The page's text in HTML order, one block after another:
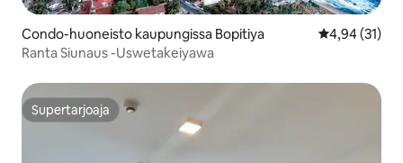
Condo-huoneisto kaupungissa Bopitiya
4,94 (31)
Ranta Siunaus -Uswetakeiyawa
Supertarjoaja
Supertarjoaja